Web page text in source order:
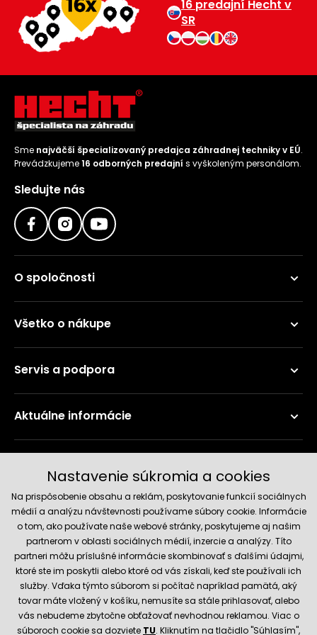
16 predajní Hecht v
SR
Sme najväčší špecializovaný predajca záhradnej techniky v EÚ.
Prevádzkujeme16 odborných predajní s vyškoleným personálom.
Sledujte nás
O spoločnosti
Všetko o nákupe
Servis a podpora
Aktuálne informácie
Spoľahlivý obchod
Nastavenie súkromia a cookies
Na prispôsobenie obsahu a reklám, poskytovanie funkcií sociálnych
médií a analýzu návštevnosti používame súbory cookie. Informácie
o tom, ako používate naše webové stránky, poskytujeme aj našim
partnerom v oblasti sociálnych médií, inzercie a analýzy. Títo
partneri môžu príslušné informácie skombinovať s ďalšími údajmi,
ktoré ste im poskytli alebo ktoré od vás získali, keď ste používali ich
služby. Vďaka týmto súborom si počítač napríklad pamätá, aký
tovar máte vložený v košíku, nemusíte sa stále prihlasovať, alebo
vás nebudeme zbytočne obťažovať nevhodnou reklamou. Viac o
súboroch cookie sa dozviete TU. Kliknutím na tlačidlo "Súhlasím",